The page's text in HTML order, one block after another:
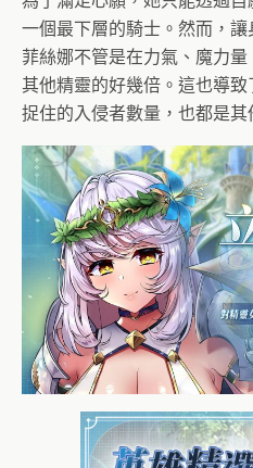
一個最下層的騎士。然而，讓
菲絲娜不管是在力氣、魔力
其他精靈的好幾倍。這也導
捉住的入侵者數量，也都是其